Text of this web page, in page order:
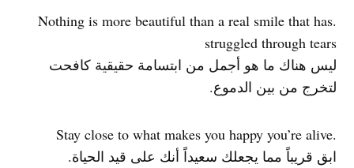
.Nothing is more beautiful than a real smile that has
struggled through tears
ليس هناك ما هو أجمل من ابتسامة حقيقية كافحت
لتخرج من بين الدموع.
.Stay close to what makes you happy you’re alive
ابق قريباً مما يجعلك سعيداً أنك على قيد الحياة.